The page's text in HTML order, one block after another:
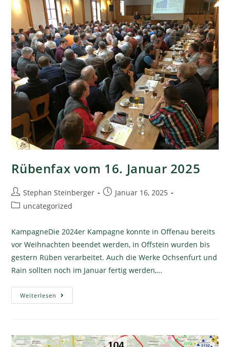
Rübenfax vom 16. Januar 2025
Stephan Steinberger
Januar 16, 2025
uncategorized
KampagneDie 2024er Kampagne konnte in Offenau bereits
vor Weihnachten beendet werden, in Offstein wurden bis
gestern Rüben verarbeitet. Auch die Werke Ochsenfurt und
Rain sollten noch im Januar fertig werden,…
Weiterlesen